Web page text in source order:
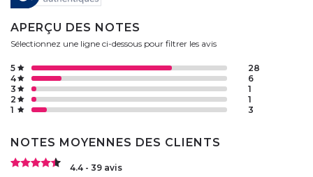
APERÇU DES NOTES
Sélectionnez une ligne ci-dessous pour filtrer les avis
1 3
2 1
3 1
4 6
5 28
NOTES MOYENNES DES CLIENTS
4.4 - 39 avis